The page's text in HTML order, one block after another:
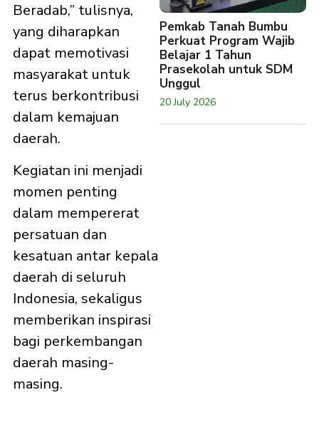
Beradab,” tulisnya,
yang diharapkan
dapat memotivasi
masyarakat untuk
terus berkontribusi
dalam kemajuan
daerah.
Kegiatan ini menjadi
momen penting
dalam mempererat
persatuan dan
kesatuan antar kepala
daerah di seluruh
Indonesia, sekaligus
memberikan inspirasi
bagi perkembangan
daerah masing-
masing.
Pemkab Tanah Bumbu
Perkuat Program Wajib
Belajar 1 Tahun
Prasekolah untuk SDM
Unggul
20 July 2026